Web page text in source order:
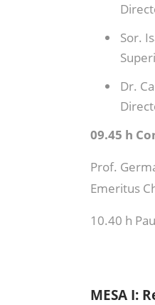
Sor.
Dr.
09.45 h
Prof.
Emeritus
10.40 h
MESA I: